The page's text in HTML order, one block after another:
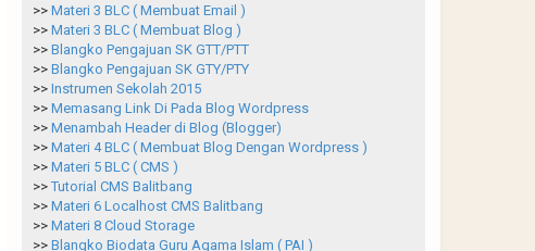
>> Materi 3 BLC ( Membuat Email )
>> Materi 3 BLC ( Membuat Blog )
>> Blangko Pengajuan SK GTT/PTT
>> Blangko Pengajuan SK GTY/PTY
>> Instrumen Sekolah 2015
>> Memasang Link Di Pada Blog Wordpress
>> Menambah Header di Blog (Blogger)
>> Materi 4 BLC ( Membuat Blog Dengan Wordpress )
>> Materi 5 BLC ( CMS )
>> Tutorial CMS Balitbang
>> Materi 6 Localhost CMS Balitbang
>> Materi 8 Cloud Storage
>> Blangko Biodata Guru Agama Islam ( PAI )